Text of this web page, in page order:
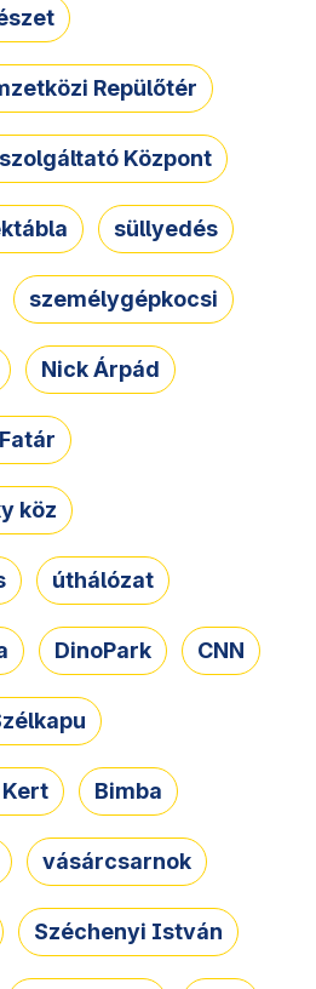
Repülőtér
Központ
süllyedés
személygépkocsi
Nick Árpád
köz
úthálózat
DinoPark CNN
Bimba
vásárcsarnok
Széchenyi István